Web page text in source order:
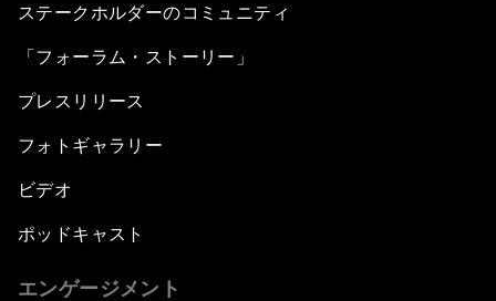
ステークホルダーのコミュニティ
「フォーラム・ストーリー」
プレスリリース
フォトギャラリー
ビデオ
ポッドキャスト
エンゲージメント